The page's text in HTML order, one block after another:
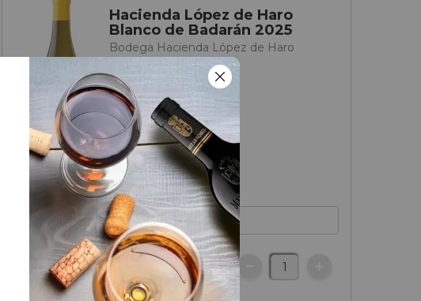
Hacienda López de Haro
Blanco de Badarán 2025
Bodega Hacienda López de Haro
00€
€/ botella